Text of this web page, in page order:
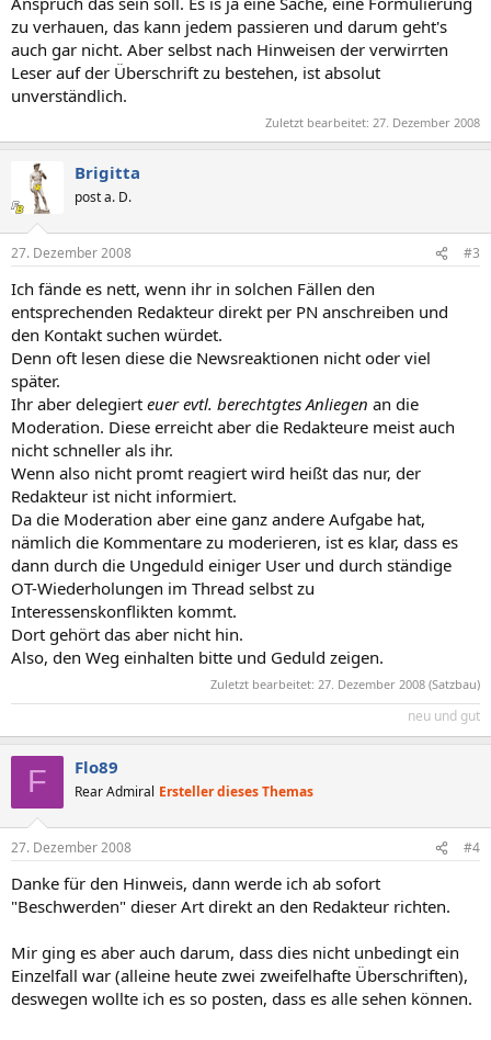
zu verhauen, das kann jedem passieren und darum geht's
auch gar nicht. Aber selbst nach Hinweisen der verwirrten
Leser auf der Überschrift zu bestehen, ist absolut
unverständlich.
Zuletzt bearbeitet: 27. Dezember 2008
Brigitta
post a. D.
27. Dezember 2008 #3
Ich fände es nett, wenn ihr in solchen Fällen den
entsprechenden Redakteur direkt per PN anschreiben und
den Kontakt suchen würdet.
Denn oft lesen diese die Newsreaktionen nicht oder viel
später.
Ihr aber delegiert euer evtl. berechtgtes Anliegen an die
Moderation. Diese erreicht aber die Redakteure meist auch
nicht schneller als ihr.
Wenn also nicht promt reagiert wird heißt das nur, der
Redakteur ist nicht informiert.
Da die Moderation aber eine ganz andere Aufgabe hat,
nämlich die Kommentare zu moderieren, ist es klar, dass es
dann durch die Ungeduld einiger User und durch ständige
OT-Wiederholungen im Thread selbst zu
Interessenskonflikten kommt.
Dort gehört das aber nicht hin.
Also, den Weg einhalten bitte und Geduld zeigen.
Zuletzt bearbeitet: 27. Dezember 2008 (Satzbau)
neu und gut
F Flo89
Rear Admiral Ersteller dieses Themas
27. Dezember 2008 #4
Danke für den Hinweis, dann werde ich ab sofort
"Beschwerden" dieser Art direkt an den Redakteur richten.
Mir ging es aber auch darum, dass dies nicht unbedingt ein
Einzelfall war (alleine heute zwei zweifelhafte Überschriften),
deswegen wollte ich es so posten, dass es alle sehen können.